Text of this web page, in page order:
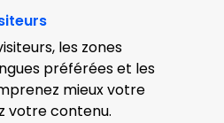
les zones
préférées et les
mieux votre
votre contenu.